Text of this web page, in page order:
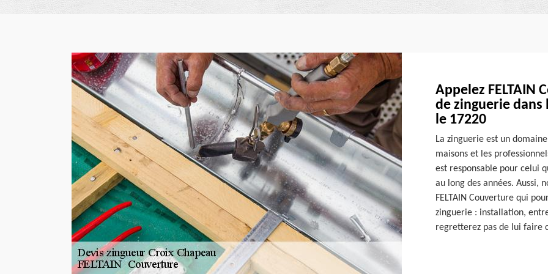
Appelez FELTAIN
de zinguerie dans
le 17220
La zinguerie est un
maisons et les
est responsable pour celui
au long des années. Aussi,
FELTAIN Couverture qui
zinguerie : installation,
regretterez pas de lui faire